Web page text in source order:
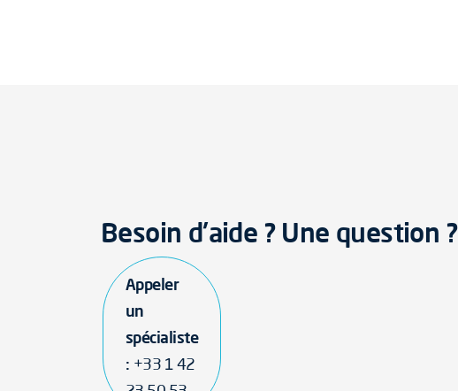
Besoin d'aide ? Une question ?
Appeler
un
spécialiste
: +33 1 42